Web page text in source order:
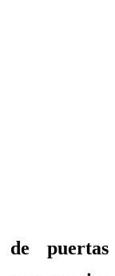
de puertas